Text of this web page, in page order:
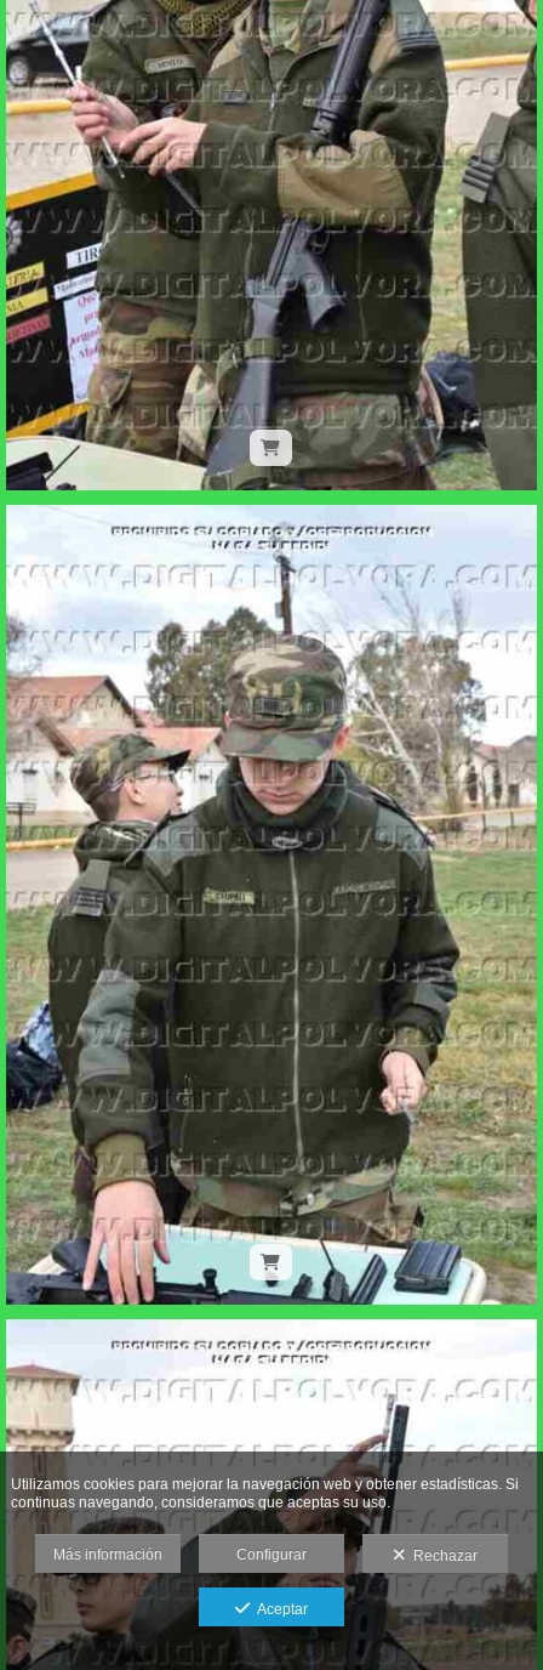
Utilizamos cookies para mejorar la navegación web y obtener estadísticas. Si
continuas navegando, consideramos que aceptas su uso.
Más información Configurar Rechazar
Aceptar